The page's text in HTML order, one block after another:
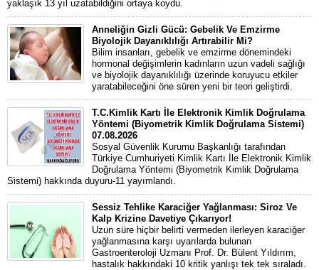
yaklaşık 13 yıl uzatabildiğini ortaya koydu.
Anneliğin Gizli Gücü: Gebelik Ve Emzirme
Biyolojik Dayanıklılığı Artırabilir Mi?
Bilim insanları, gebelik ve emzirme dönemindeki
hormonal değişimlerin kadınların uzun vadeli sağlığı
ve biyolojik dayanıklılığı üzerinde koruyucu etkiler
yaratabileceğini öne süren yeni bir teori geliştirdi.
T.C.Kimlik Kartı İle Elektronik Kimlik Doğrulama
Yöntemi (Biyometrik Kimlik Doğrulama Sistemi)
07.08.2026
Sosyal Güvenlik Kurumu Başkanlığı tarafından
Türkiye Cumhuriyeti Kimlik Kartı İle Elektronik Kimlik
Doğrulama Yöntemi (Biyometrik Kimlik Doğrulama
Sistemi) hakkında duyuru-11 yayımlandı.
Sessiz Tehlike Karaciğer Yağlanması: Siroz Ve
Kalp Krizine Davetiye Çıkarıyor!
Uzun süre hiçbir belirti vermeden ilerleyen karaciğer
yağlanmasına karşı uyarılarda bulunan
Gastroenteroloji Uzmanı Prof. Dr. Bülent Yıldırım,
hastalık hakkındaki 10 kritik yanlışı tek tek sıraladı.